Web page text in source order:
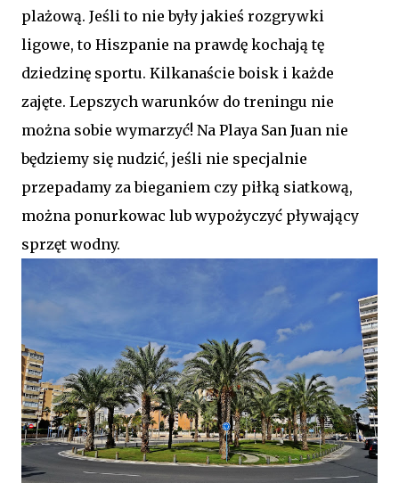
plażową. Jeśli to nie były jakieś rozgrywki
ligowe, to Hiszpanie na prawdę kochają tę
dziedzinę sportu. Kilkanaście boisk i każde
zajęte. Lepszych warunków do treningu nie
można sobie wymarzyć! Na Playa San Juan nie
będziemy się nudzić, jeśli nie specjalnie
przepadamy za bieganiem czy piłką siatkową,
można ponurkowac lub wypożyczyć pływający
sprzęt wodny.